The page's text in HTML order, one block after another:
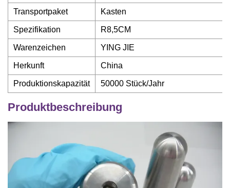
Transportpaket Kasten
Spezifikation R8,5CM
Warenzeichen YING JIE
Herkunft China
Produktionskapazität 50000 Stück/Jahr
Produktbeschreibung